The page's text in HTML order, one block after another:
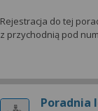
Rejestracja do tej
z przychodnią pod
Poradnia